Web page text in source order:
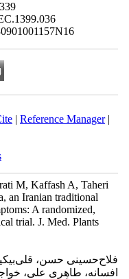
1339
|Reference Manager
M, Kaffash A, Taheri
an Iranian traditional
A randomized,
trial. J. Med. Plants
حسن،
طاهری علی، خواجه